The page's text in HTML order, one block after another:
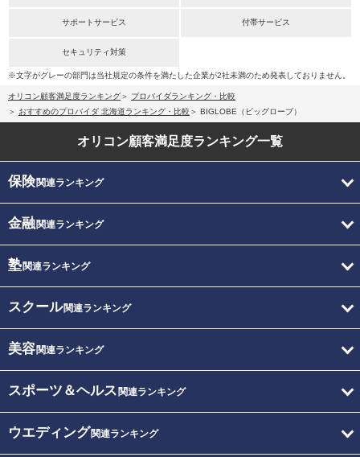
サポートサービス 付帯サービス
セキュリティ対策
※文字がグレーの部門は当社規定の条件を満たした企業が2社未満のため発表しておりません。
オリコン顧客満足度ランキング
プロバイダランキング・比較
おすすめのプロバイダ 北海道ランキング・比較
BIGLOBE（ビッグローブ）
オリコン顧客満足度ランキング一覧
保険関連ランキング
金融関連ランキング
塾関連ランキング
スクール関連ランキング
美容関連ランキング
スポーツ＆ヘルス 関連ランキング
ウエディング関連ランキング